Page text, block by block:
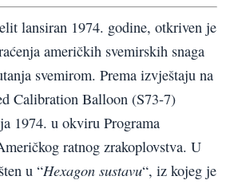
lansiran 1974. godine, otkriven je
američkih svemirskih snaga
svemirom. Prema izvještaju na
Calibration Balloon (S73-7)
1974. u okviru Programa
ratnog zrakoplovstva. U
u “Hexagon sustavu“, iz kojeg je